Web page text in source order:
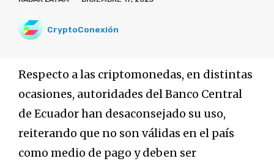
CryptoConexión
Respecto a las criptomonedas, en distintas
ocasiones, autoridades del Banco Central
de Ecuador han desaconsejado su uso,
reiterando que no son válidas en el país
como medio de pago y deben ser